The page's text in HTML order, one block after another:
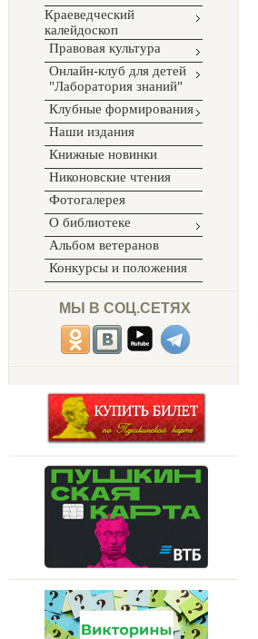
Краеведческий
калейдоскоп
Правовая культура
Онлайн-клуб для детей
"Лаборатория знаний"
Клубные формирования
Наши издания
Книжные новинки
Никоновские чтения
Фотогалерея
О библиотеке
Альбом ветеранов
Конкурсы и положения
МЫ В СОЦ.СЕТЯХ